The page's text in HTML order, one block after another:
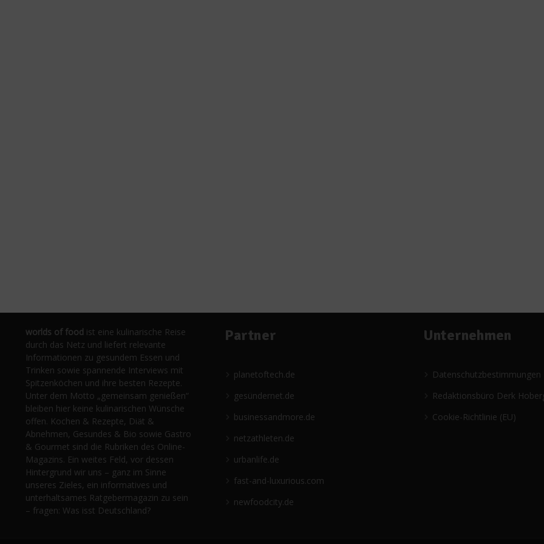
worlds of food ist eine kulinarische Reise
durch das Netz und liefert relevante
Informationen zu gesundem Essen und
Trinken sowie spannende Interviews mit
Spitzenköchen und ihre besten Rezepte.
Unter dem Motto „gemeinsam genießen“
bleiben hier keine kulinarischen Wünsche
offen. Kochen & Rezepte, Diät &
Abnehmen, Gesundes & Bio sowie Gastro
& Gourmet sind die Rubriken des Online-
Magazins. Ein weites Feld, vor dessen
Hintergrund wir uns – ganz im Sinne
unseres Zieles, ein informatives und
unterhaltsames Ratgebermagazin zu sein
– fragen: Was isst Deutschland?
Partner
planetoftech.de
gesündernet.de
businessandmore.de
netzathleten.de
urbanlife.de
fast-and-luxurious.com
newfoodcity.de
Unternehmen
Datenschutzbestimmungen
Redaktionsbüro Derk
Cookie-Richtlinie (EU)